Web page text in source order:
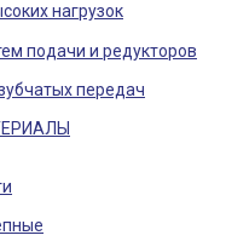
нагрузок
подачи и редукторов
передач